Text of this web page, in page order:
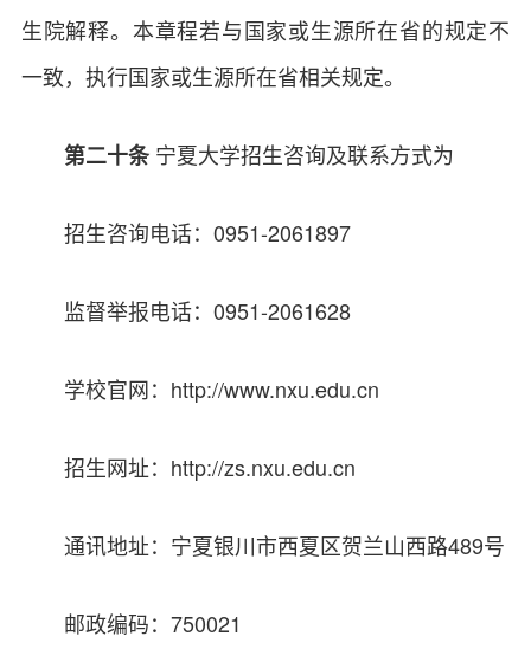
生院解释。本章程若与国家或生源所在省的规定不
一致，执行国家或生源所在省相关规定。
第二十条 宁夏大学招生咨询及联系方式为
招生咨询电话：0951-2061897
监督举报电话：0951-2061628
学校官网：http://www.nxu.edu.cn
招生网址：http://zs.nxu.edu.cn
通讯地址：宁夏银川市西夏区贺兰山西路489号
邮政编码：750021